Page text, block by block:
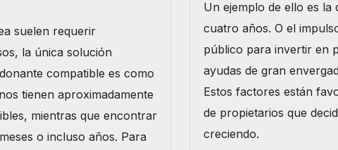
suelen requerir
la única solución
compatible es como
tienen aproximadamente
mientras que encontrar
o incluso años. Para
Un ejemplo de ello es la
cuatro años. O el
público para invertir en
ayudas de gran
Estos factores están
de propietarios que
creciendo.